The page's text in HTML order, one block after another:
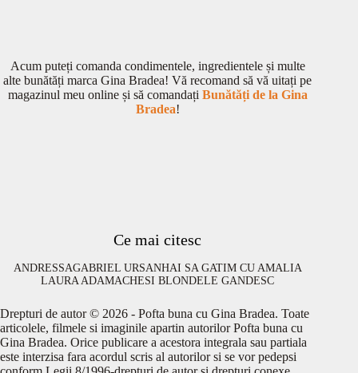
Acum puteți comanda condimentele, ingredientele și multe
alte bunătăți marca Gina Bradea! Vă recomand să vă uitați pe
magazinul meu online și să comandați Bunătăți de la Gina
Bradea!
Ce mai citesc
ANDRESSAGABRIEL URSANHAI SA GATIM CU AMALIA
LAURA ADAMACHESI BLONDELE GANDESC
Drepturi de autor © 2026 - Pofta buna cu Gina Bradea. Toate
articolele, filmele si imaginile apartin autorilor Pofta buna cu
Gina Bradea. Orice publicare a acestora integrala sau partiala
este interzisa fara acordul scris al autorilor si se vor pedepsi